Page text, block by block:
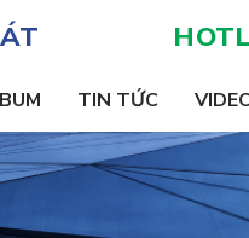
TIN TỨC